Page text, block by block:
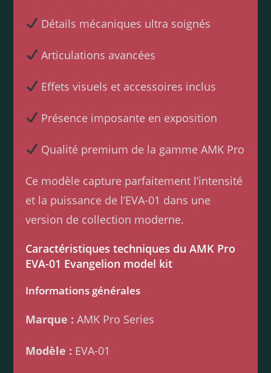
Détails mécaniques ultra soignés
Articulations avancées
Effets visuels et accessoires inclus
Présence imposante en exposition
Qualité premium de la gamme AMK Pro
Ce modèle capture parfaitement l’intensité
et la puissance de l’EVA-01 dans une
version de collection moderne.
Caractéristiques techniques du AMK Pro
EVA-01 Evangelion model kit
Informations générales
Marque : AMK Pro Series
Modèle : EVA-01